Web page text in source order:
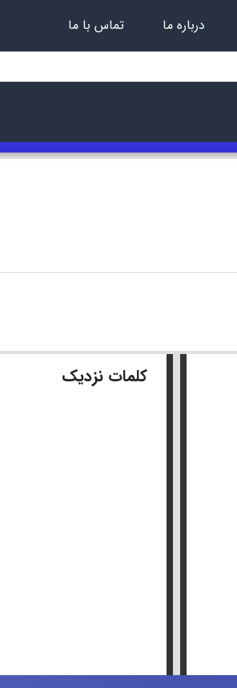
درباره ما تماس با ما
کلمات نزدیک